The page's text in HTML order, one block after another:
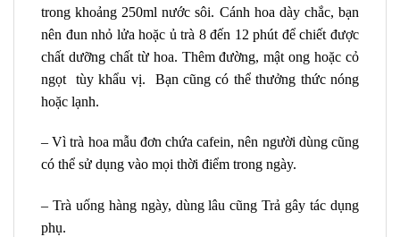
trong khoảng 250ml nước sôi. Cánh hoa dày chắc, bạn
nên đun nhỏ lửa hoặc ủ trà 8 đến 12 phút để chiết được
chất dưỡng chất từ hoa. Thêm đường, mật ong hoặc cỏ
ngọt tùy khẩu vị. Bạn cũng có thể thưởng thức nóng
hoặc lạnh.
– Vì trà hoa mẫu đơn chứa cafein, nên người dùng cũng
có thể sử dụng vào mọi thời điểm trong ngày.
– Trà uống hàng ngày, dùng lâu cũng Trả gây tác dụng
phụ.